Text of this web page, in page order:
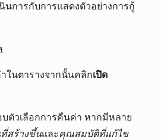
นการกับการแสดงตัวอย่างการกู้
ในตารางจากนั้นคลิกเปิด
บตัวเลือกการคืนค่า หากมีหลาย
ที่สร้างขึ้นและ คุณสมบัติที่แก้ไข